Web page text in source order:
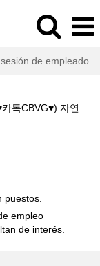
de empleado
톡CBVG♥) 자연
puestos.
empleo
de interés.